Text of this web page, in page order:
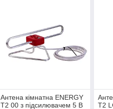
Антена кімнатна ENERGY
Т2 00 з підсилювачем 5 В
Т2